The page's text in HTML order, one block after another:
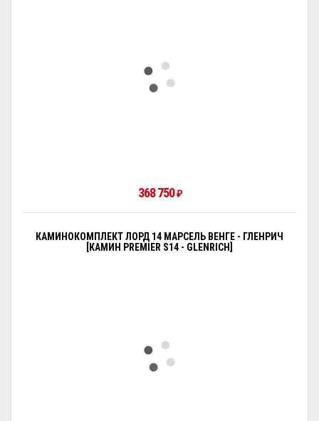
368 750₽
КАМИНОКОМПЛЕКТ ЛОРД 14 МАРСЕЛЬ ВЕНГЕ - ГЛЕНРИЧ
[КАМИН PREMIER S14 - GLENRICH]